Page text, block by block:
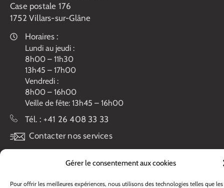
Gérer le consentement aux cookies
Pour offrir les meilleures expériences, nous utilisons des technologies telles que les
Case postale 176
1752 Villars-sur-Glâne
Horaires :
Lundi au jeudi :
8h00 – 11h30
13h45 – 17h00
Vendredi :
8h00 – 16h00
Veille de fête: 13h45 – 16h00
Tél. : +41 26 408 33 33
Contacter nos services